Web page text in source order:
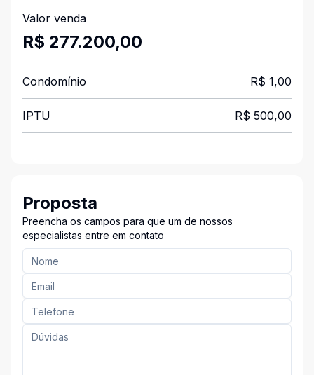
Valor venda
R$ 277.200,00
Condomínio R$ 1,00
IPTU R$ 500,00
Proposta
Preencha os campos para que um de nossos
especialistas entre em contato